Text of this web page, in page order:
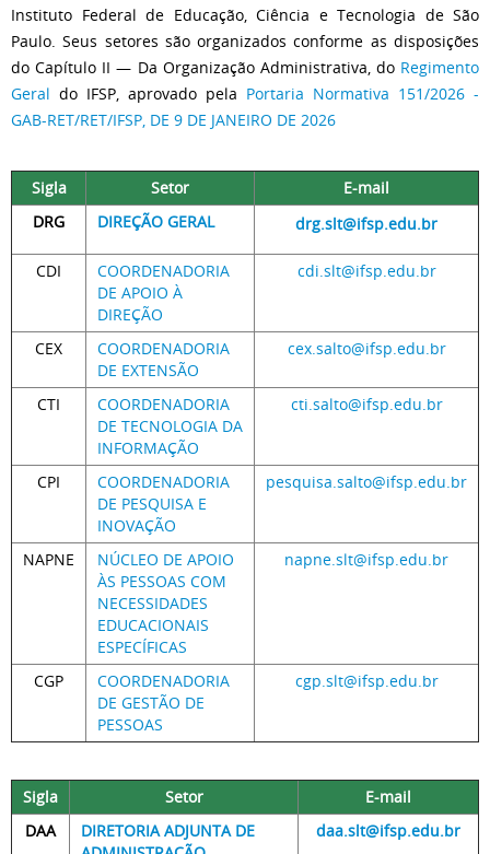
Instituto Federal de Educação, Ciência e Tecnologia de São
Paulo. Seus setores são organizados conforme as disposições
do Capítulo II — Da Organização Administrativa, do Regimento
Geral do IFSP, aprovado pela Portaria Normativa 151/2026 -
GAB-RET/RET/IFSP, DE 9 DE JANEIRO DE 2026
Sigla Setor
E-mail
DRG
DIREÇÃO GERAL drg.slt@ifsp.edu.br
CDI
COORDENADORIA
DE APOIO À
DIREÇÃO
cdi.slt@ifsp.edu.br
CEX
COORDENADORIA
DE EXTENSÃO
cex.salto@ifsp.edu.br
CTI
COORDENADORIA
DE TECNOLOGIA DA
INFORMAÇÃO
cti.salto@ifsp.edu.br
CPI
COORDENADORIA
DE PESQUISA E
INOVAÇÃO
pesquisa.salto@ifsp.edu.br
NAPNE
NÚCLEO DE APOIO
ÀS PESSOAS COM
NECESSIDADES
EDUCACIONAIS
ESPECÍFICAS
napne.slt@ifsp.edu.br
CGP
COORDENADORIA
DE GESTÃO DE
PESSOAS
cgp.slt@ifsp.edu.br
Sigla Setor
E-mail
DAA
DIRETORIA ADJUNTA DE
daa.slt@ifsp.edu.br